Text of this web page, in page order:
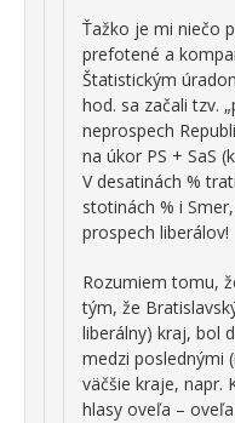
Ťažko je mi niečo
prefotené a
Štatistickým
hod. sa začali tzv.
neprospech
na úkor PS + SaS
V desatinách %
stotinách % i
prospech liberálov!
Rozumiem tomu,
tým, že
liberálny) kraj, bol
medzi poslednými
väčšie kraje, napr.
hlasy oveľa –